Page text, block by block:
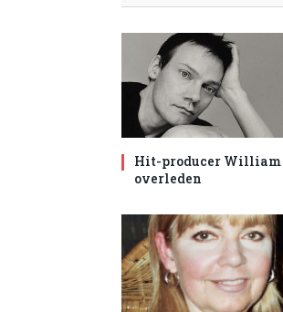
Hit-producer William
overleden